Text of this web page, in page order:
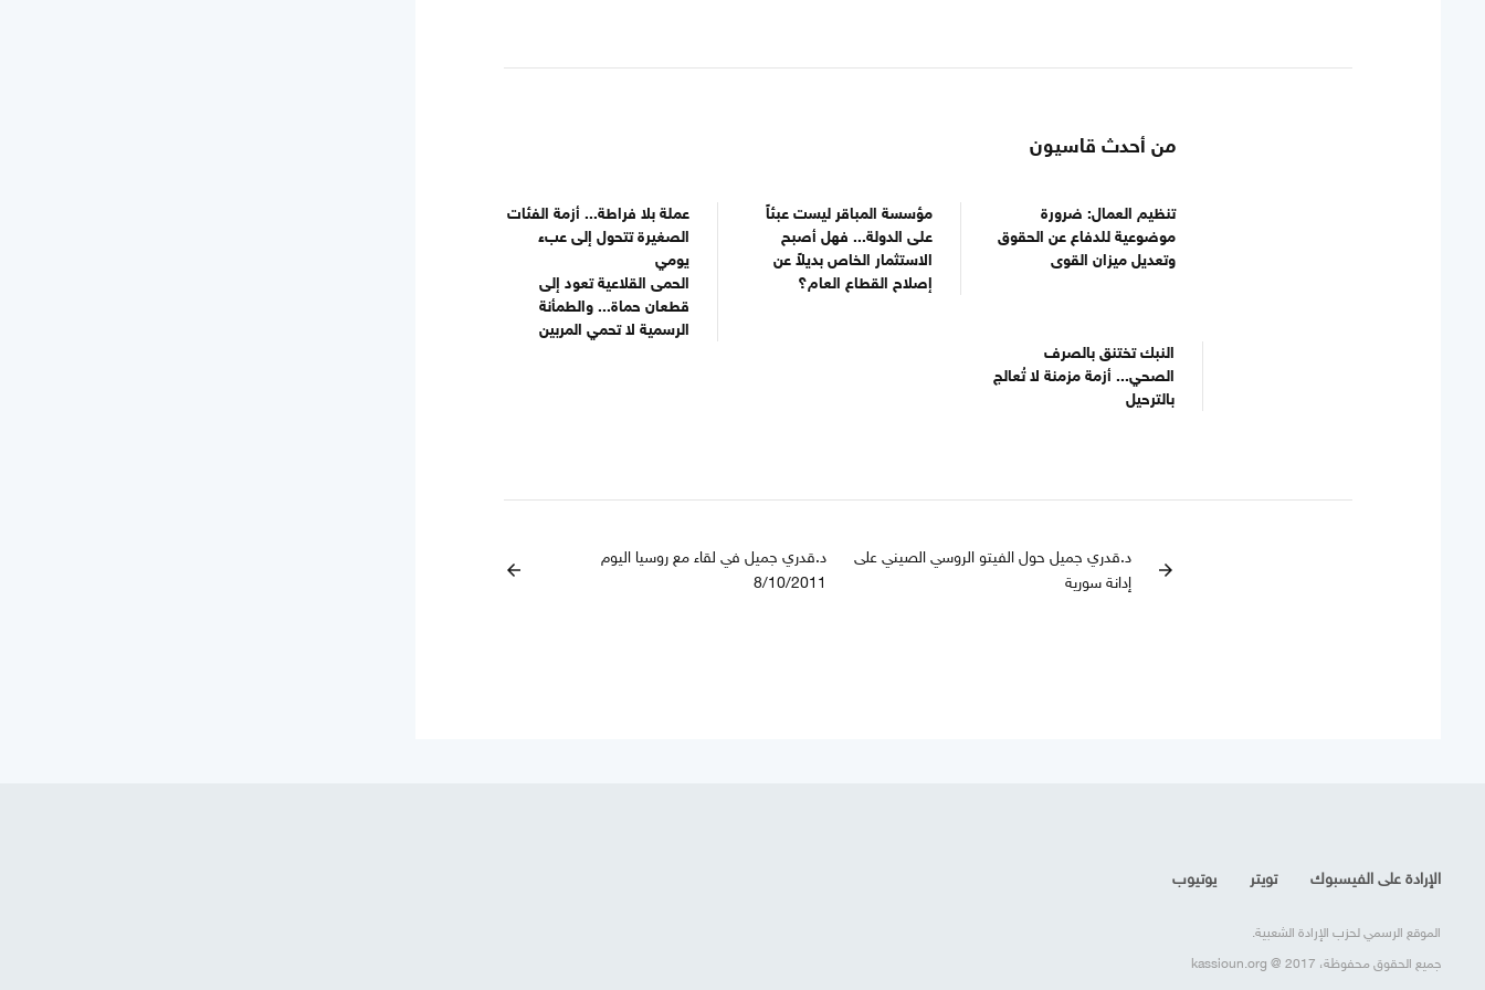
من أحدث قاسيون
تنظيم العمال: ضرورة
موضوعية للدفاع عن الحقوق
وتعديل ميزان القوى
مؤسسة المباقر ليست عبئاً
على الدولة... فهل أصبح
الاستثمار الخاص بديلاً عن
إصلاح القطاع العام؟
عملة بلا فراطة... أزمة الفئات
الصغيرة تتحول إلى عبء
يومي
الحمى القلاعية تعود إلى
قطعان حماة... والطمأنة
الرسمية لا تحمي المربين
النبك تختنق بالصرف
الصحي... أزمة مزمنة لا تُعالج
بالترحيل
arrow_forward
د.قدري جميل حول الفيتو الروسي الصيني على
إدانة سورية
د.قدري جميل في لقاء مع روسيا اليوم
8/10/2011
arrow_back
الإرادة على الفيسبوك تويتر يوتيوب
الموقع الرسمي لحزب الإرادة الشعبية.
جميع الحقوق محفوظة، kassioun.org @ 2017